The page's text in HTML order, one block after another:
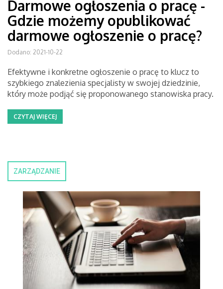
Darmowe ogłoszenia o pracę -
Gdzie możemy opublikować
darmowe ogłoszenie o pracę?
Dodano: 2021-10-22
Efektywne i konkretne ogłoszenie o pracę to klucz to
szybkiego znalezienia specjalisty w swojej dziedzinie,
który może podjąć się proponowanego stanowiska pracy.
CZYTAJ WIĘCEJ
ZARZĄDZANIE